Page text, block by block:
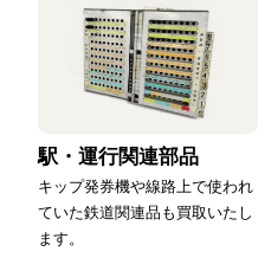
駅・運行関連部品
キップ発券機や線路上で使われ
ていた鉄道関連品も買取いたし
ます。